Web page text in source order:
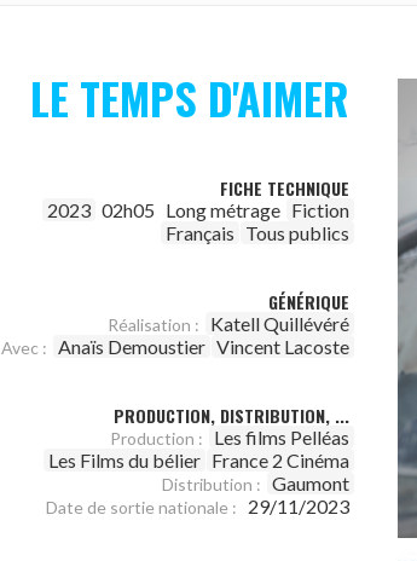
LE TEMPS D'AIMER
FICHE TECHNIQUE
2023 02h05 Long métrage Fiction
Français Tous publics
GÉNÉRIQUE
Réalisation : Katell Quillévéré
Avec : Anaïs Demoustier Vincent Lacoste
PRODUCTION, DISTRIBUTION, ...
Production :
Les films Pelléas
Les Films du bélier France 2 Cinéma
Distribution : Gaumont
Date de sortie nationale : 29/11/2023